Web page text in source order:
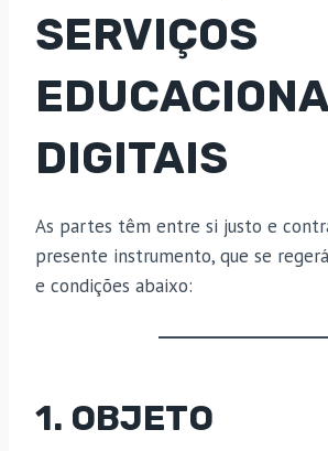
SERVIÇOS
DIGITAIS
As partes têm entre si justo e
presente instrumento, que se
e condições abaixo:
1. OBJETO